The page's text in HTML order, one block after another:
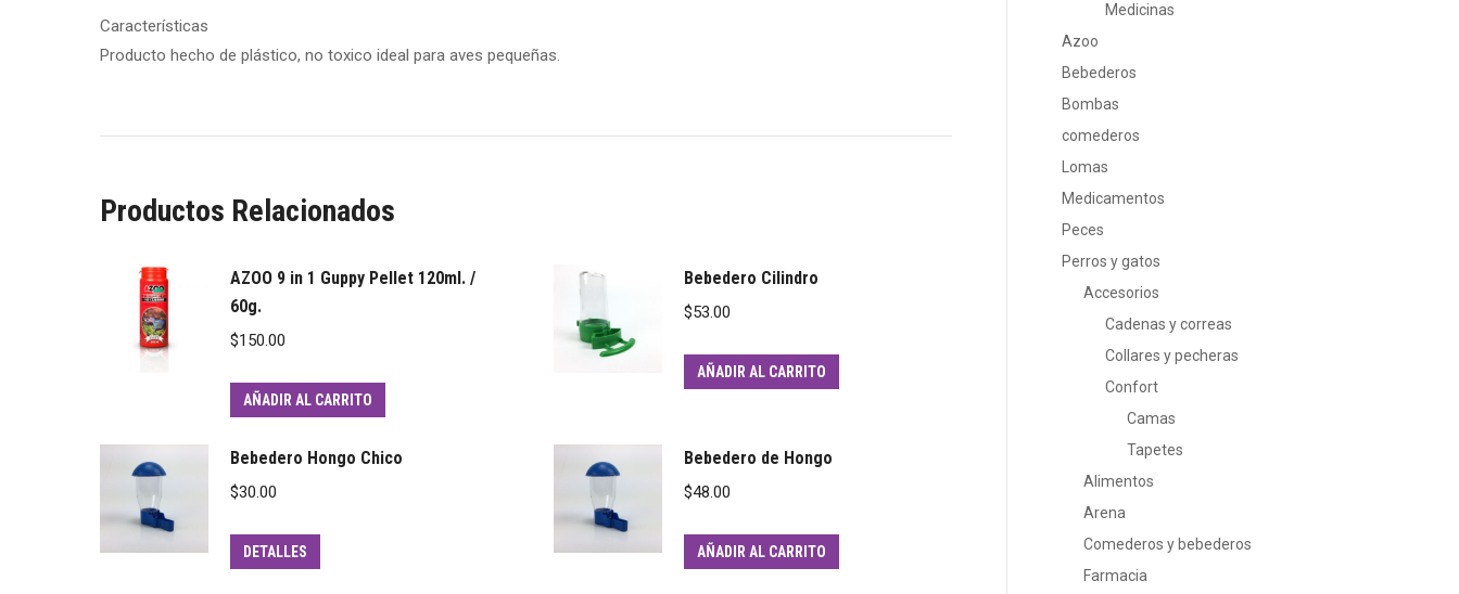
Características
Producto hecho de plástico, no toxico ideal para aves pequeñas.
Productos Relacionados
AZOO 9 in 1 Guppy Pellet 120ml. /
60g.
$150.00
AÑADIR AL CARRITO
Bebedero Cilindro
$53.00
AÑADIR AL CARRITO
Bebedero Hongo Chico
$30.00
DETALLES
Bebedero de Hongo
$48.00
AÑADIR AL CARRITO
Medicinas
Azoo
Bebederos
Bombas
comederos
Lomas
Medicamentos
Peces
Perros y gatos
Accesorios
Cadenas y correas
Collares y pecheras
Confort
Camas
Tapetes
Alimentos
Arena
Comederos y bebederos
Farmacia